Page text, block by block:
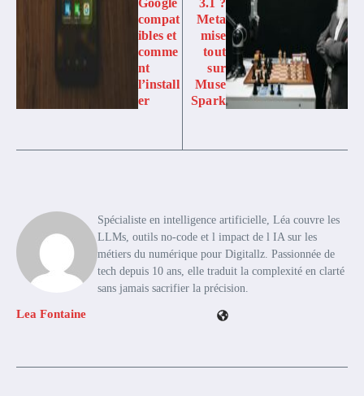
Google
compat
ibles et
comme
nt
l’install
er
3.1 ?
Meta
mise
tout
sur
Muse
Spark
Lea Fontaine
Spécialiste en intelligence artificielle, Léa couvre les
LLMs, outils no-code et l impact de l IA sur les
métiers du numérique pour Digitallz. Passionnée de
tech depuis 10 ans, elle traduit la complexité en clarté
sans jamais sacrifier la précision.